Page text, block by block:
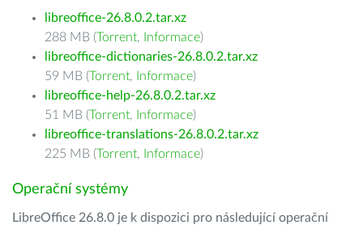
libreoffice-26.8.0.2.tar.xz
288 MB (Torrent, Informace)
libreoffice-dictionaries-26.8.0.2.tar.xz
59 MB (Torrent, Informace)
libreoffice-help-26.8.0.2.tar.xz
51 MB (Torrent, Informace)
libreoffice-translations-26.8.0.2.tar.xz
225 MB (Torrent, Informace)
Operační systémy
LibreOffice 26.8.0 je k dispozici pro následující operační